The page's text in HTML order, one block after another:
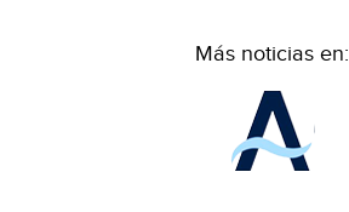
Más noticias en: